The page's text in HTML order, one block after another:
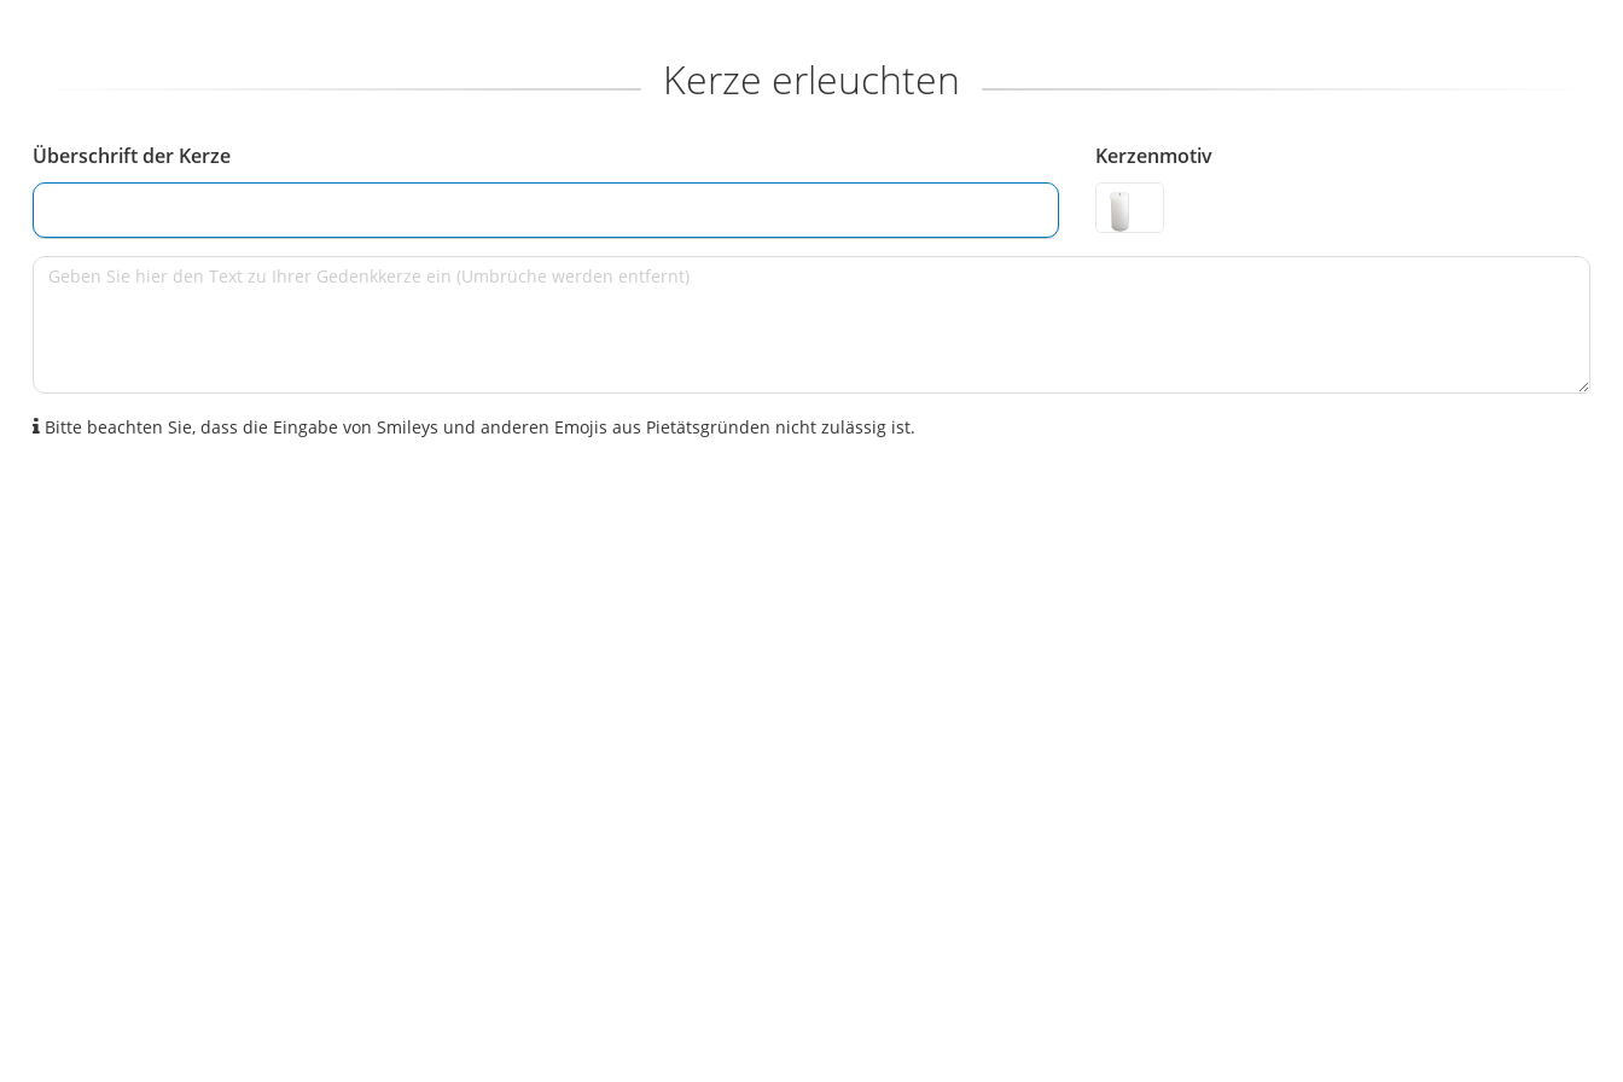
Kerze erleuchten
Überschrift der Kerze Kerzenmotiv
Bitte beachten Sie, dass die Eingabe von Smileys und anderen Emojis aus Pietätsgründen nicht zulässig ist.